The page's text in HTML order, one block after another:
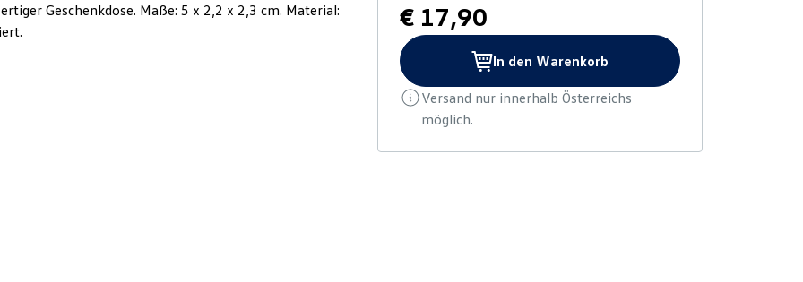
Geschenkdose. Maße: 5 x 2,2 x 2,3 cm. Material:
€ 17,90
In den Warenkorb
Versand nur innerhalb Österreichs
möglich.